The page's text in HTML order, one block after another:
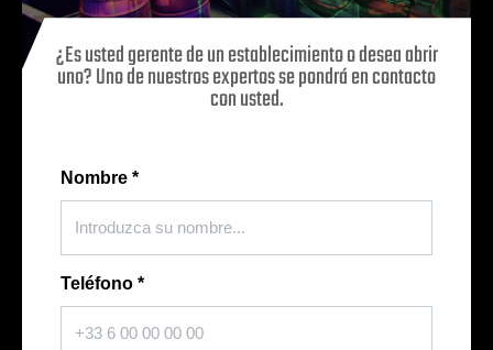
¿Es usted gerente de un establecimiento o desea abrir
uno? Uno de nuestros expertos se pondrá en contacto
con usted.
Nombre *
Teléfono *